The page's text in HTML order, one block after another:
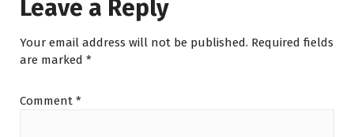
Leave a Reply
Your email address will not be published. Required fields
are marked *
Comment *